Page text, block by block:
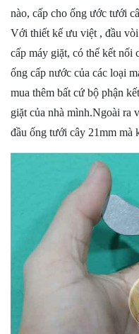
nào, cấp cho ống ước tưới
Với thiết kế ưu việt , đầu
cấp máy giặt, có thể kết nối
ống cấp nước của các loại
mua thêm bất cứ bộ phận
giặt của nhà mình.Ngoài ra
đầu ống tưới cây 21mm mà